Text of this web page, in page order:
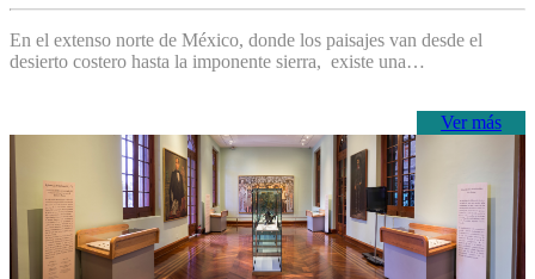
En el extenso norte de México, donde los paisajes van desde el
desierto costero hasta la imponente sierra, existe una…
Ver más